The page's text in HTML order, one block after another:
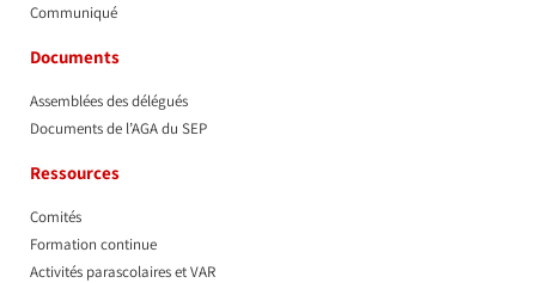
Communiqué
Documents
Assemblées des délégués
Documents de l’AGA du SEP
Ressources
Comités
Formation continue
Activités parascolaires et VAR